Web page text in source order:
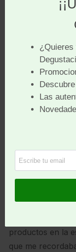
cocido,
condimentado
en mi memoria
productos en la
que me